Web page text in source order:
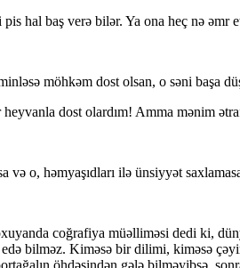
hal baş verə bilər. Ya ona heç nə
möhkəm dost olsan, o səni başa
dost olardım! Amma mənim
və o, həmyaşıdları ilə ünsiyyət
coğrafiya müəlliməsi dedi ki,
edə bilməz. Kiməsə bir dilimi, kiməsə